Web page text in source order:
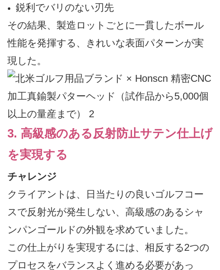
鋭利でバリのない刃先
その結果、製造ロットごとに一貫したボール
性能を発揮する、きれいな表面パターンが実
現した。
3. 高級感のある反射防止サテン仕上げ
を実現する
チャレンジ
クライアントは、日当たりの良いゴルフコー
スで反射光が発生しない、高級感のあるシャ
ンパンゴールドの外観を求めていました。
この仕上がりを実現するには、相反する2つの
プロセスをバランスよく進める必要があっ